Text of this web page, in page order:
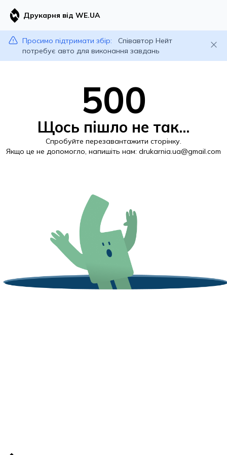
Друкарня від WE.UA
Просимо підтримати збір:
Співавтор Нейт
потребує авто для виконання завдань
500
Щось пішло не так...
Спробуйте перезавантажити сторінку.
Якщо це не допомогло, напишіть нам: drukarnia.ua@gmail.com